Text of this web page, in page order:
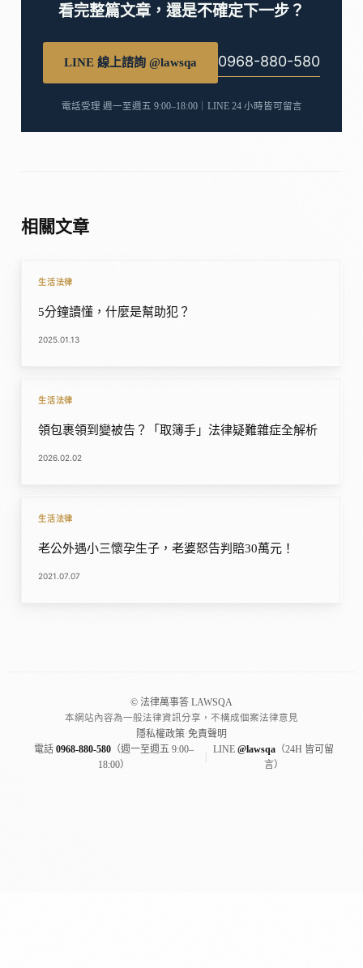
看完整篇文章，還是不確定下一步？
LINE 線上諮詢 @lawsqa 0968-880-580
電話受理 週一至週五 9:00–18:00｜LINE 24 小時皆可留言
相關文章
生活法律
5分鐘讀懂，什麼是幫助犯？
2025.01.13
生活法律
領包裹領到變被告？「取簿手」法律疑難雜症全解析
2026.02.02
生活法律
老公外遇小三懷孕生子，老婆怒告判賠30萬元！
2021.07.07
© 法律萬事答 LAWSQA
本網站內容為一般法律資訊分享，不構成個案法律意見
隱私權政策·免責聲明
電話0968-880-580 （週一至週五 9:00–
18:00）
LINE@lawsqa （24H 皆可留
言）